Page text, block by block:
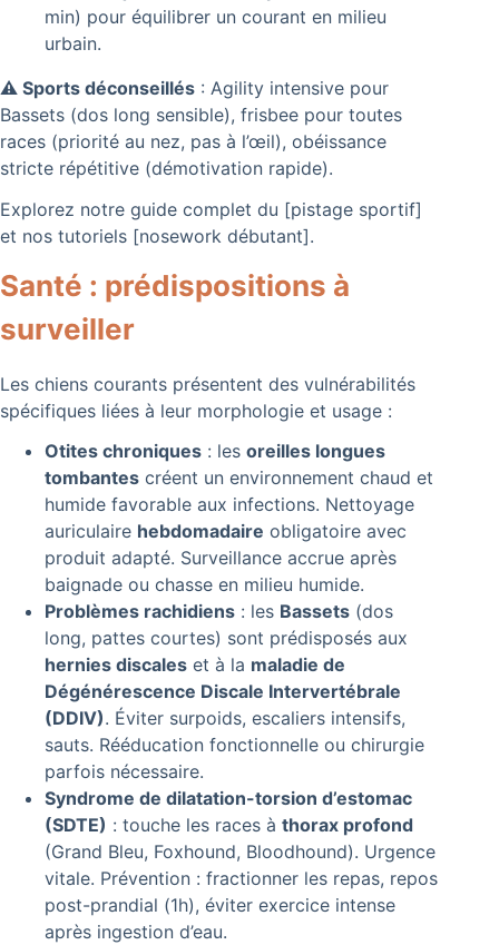
min) pour équilibrer un courant en milieu
urbain.
⚠️ Sports déconseillés : Agility intensive pour
Bassets (dos long sensible), frisbee pour toutes
races (priorité au nez, pas à l’œil), obéissance
stricte répétitive (démotivation rapide).
Explorez notre guide complet du [pistage sportif]
et nos tutoriels [nosework débutant].
Santé : prédispositions à
surveiller
Les chiens courants présentent des vulnérabilités
spécifiques liées à leur morphologie et usage :
Otites chroniques : les oreilles longues
tombantes créent un environnement chaud et
humide favorable aux infections. Nettoyage
auriculaire hebdomadaire obligatoire avec
produit adapté. Surveillance accrue après
baignade ou chasse en milieu humide.
Problèmes rachidiens : les Bassets (dos
long, pattes courtes) sont prédisposés aux
hernies discales et à la maladie de
Dégénérescence Discale Intervertébrale
(DDIV). Éviter surpoids, escaliers intensifs,
sauts. Rééducation fonctionnelle ou chirurgie
parfois nécessaire.
Syndrome de dilatation-torsion d’estomac
(SDTE) : touche les races à thorax profond
(Grand Bleu, Foxhound, Bloodhound). Urgence
vitale. Prévention : fractionner les repas, repos
post-prandial (1h), éviter exercice intense
après ingestion d’eau.